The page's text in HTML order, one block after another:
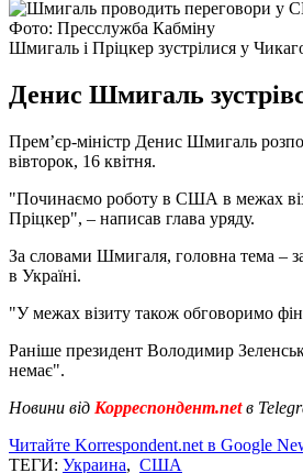
Фото: Пресслужба Кабміну
Шмигаль і Пріцкер зустрілися у
Денис Шмигаль
Прем’єр-міністр Денис Шмигаль
вівторок, 16 квітня.
"Починаємо роботу в США в межах
Пріцкер", – написав глава уряду.
За словами Шмигаля, головна тема –
в Україні.
"У межах візиту також обговоримо
Раніше президент Володимир
немає".
Новини від Корреспондент.netв
Читайте Korrespondent.net в Google
ТЕГИ: Украина, США